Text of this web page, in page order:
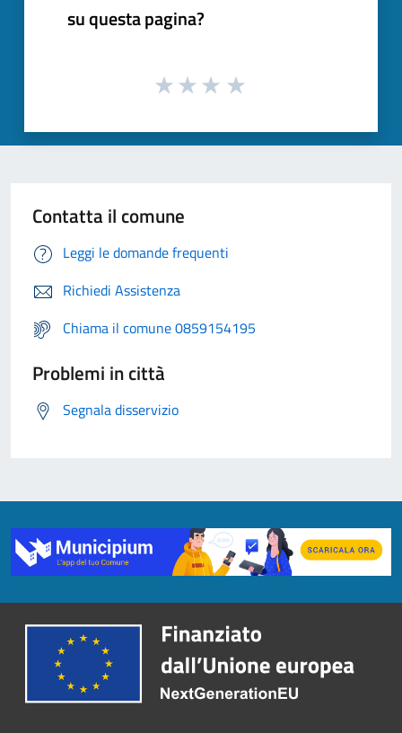
su questa pagina?
Contatta il comune
Leggi le domande frequenti
Richiedi Assistenza
Chiama il comune 0859154195
Problemi in città
Segnala disservizio